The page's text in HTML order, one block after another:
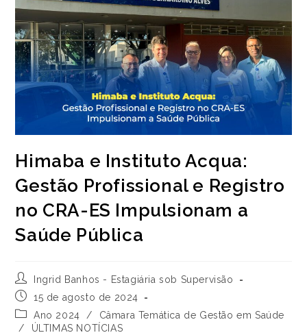
Himaba e Instituto Acqua:
Gestão Profissional e Registro
no CRA-ES Impulsionam a
Saúde Pública
Autor
do
post:
Ingrid Banhos - Estagiária sob Supervisão
Post
publicado:
15 de agosto de 2024
Categoria
do
Ano 2024 /
Câmara Temática de Gestão em Saúde
/
ÚLTIMAS NOTÍCIAS